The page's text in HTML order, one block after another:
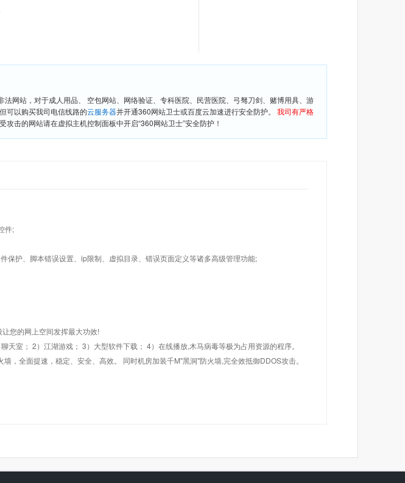
网站，对于成人用品、 空包网站、网络验证、专科医院、民营医院、弓驽刀剑、赌博用具、游
可以购买我司电信线路的云服务器并开通360网站卫士或百度云加速进行安全防护。 我司有严格
击的网站请在虚拟主机控制面板中开启“360网站卫士”安全防护！
件;
保护、脚本错误设置、ip限制、虚拟目录、错误页面定义等诸多高级管理功能;
您的网上空间发挥最大功效!
室； 2）江湖游戏； 3）大型软件下载； 4）在线播放,木马病毒等极为占用资源的程序。
全面提速，稳定、安全、高效。 同时机房加装千M"黑洞"防火墙,完全效抵御DDOS攻击。